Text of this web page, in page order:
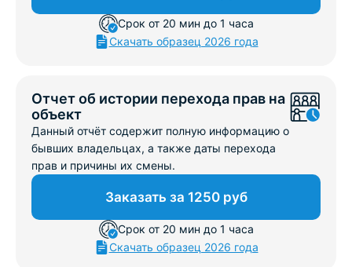
Срок от 20 мин до 1 часа
Скачать образец 2026 года
Отчет об истории перехода прав на
объект
Данный отчёт содержит полную информацию о
бывших владельцах, а также даты перехода
прав и причины их смены.
Заказать за 1250 руб
Срок от 20 мин до 1 часа
Скачать образец 2026 года